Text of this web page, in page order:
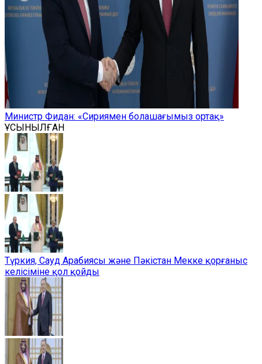
Министр Фидан: «Сириямен болашағымыз ортақ»
ҰСЫНЫЛҒАН
Түркия, Сауд Арабиясы және Пәкістан Мекке қорғаныс
келісіміне қол қойды